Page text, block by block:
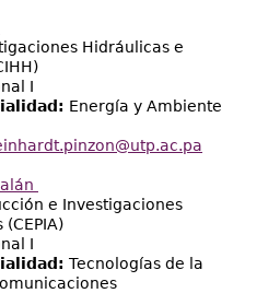
Hidráulicas e
I
Energía y Ambiente
e Investigaciones
I
Tecnologías de la